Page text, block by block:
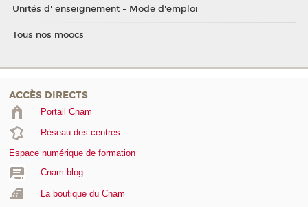
Unités d' enseignement - Mode d'emploi
Tous nos moocs
ACCÈS DIRECTS
Portail Cnam
Réseau des centres
Espace numérique de formation
Cnam blog
La boutique du Cnam